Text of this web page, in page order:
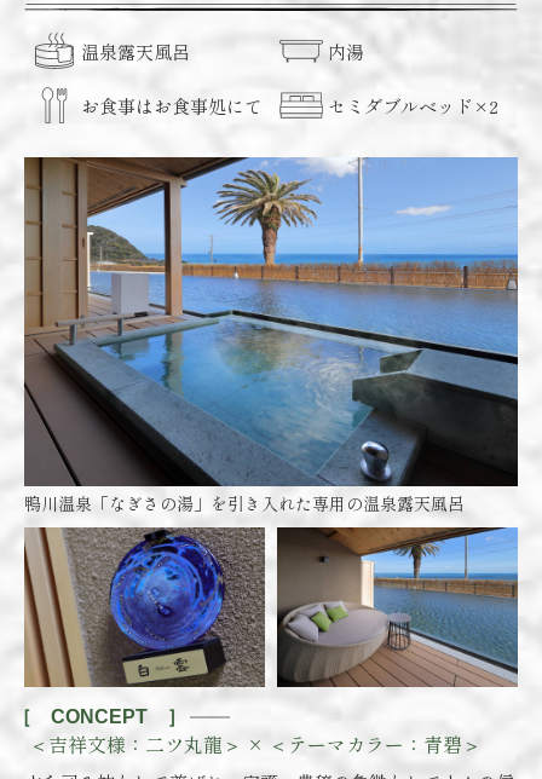
温泉露天風呂 内湯
お食事はお食事処にて セミダブルベッド ×2
鴨川温泉「なぎさの湯」を引き入れた専用の温泉露天風呂
［ CONCEPT ］
＜吉祥文様：二ツ丸龍＞ × ＜テーマカラー：青碧＞